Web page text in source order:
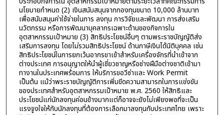
นโยบายกำหนด (2) เงินสนับสนุนจากกองทุนขนาด 10,000 ล้านบาท
เพื่อสนับสนุนค่าใช้จ่ายในการ ลงทุน การวิจัยและพัฒนา การส่งเสริม
นวัตกรรม หรือการพัฒนาบุคลากรเฉพาะด้านของกิจการใน
อุตสาหกรรมเป้าหมาย (3) สิทธิประโยชน์อื่นๆ ตามพระราชบัญญัติส่ง
เสริมการลงทุน โดยไม่รวมสิทธิประโยชน์ ด้านภาษีเงินได้นิติบุคคล เช่น
สิทธิประโยชน์ในการยกเว้นอากรขาเข้าสำหรับเครื่องจักรที่นำเข้าจาก
ต่างประเทศ การอนุญาตให้นำผู้เชี่ยวชาญหรือช่างฝีมือต่างชาติเข้ามา
ทางานในประเทศพร้อมการ ให้บริการขอวีซ่าและ Work Permit
เป็นต้น แม้ว่าพระราชบัญญัติการเพิ่มขีดความสามารถในการแข่งขัน
ของประเทศสำหรับอุตสาหกรรมเป้าหมาย พ.ศ. 2560 ให้สิทธิและ
ประโยชน์แก่นักลงทุนค่อนข้างมากแต่ก็อาจจะยังไม่เพียงพอที่จะเป็น
แรงจูงใจให้กับนักลงทุนที่ต้องการเลือกมาลงทุนกับประเทศไทย เพราะ